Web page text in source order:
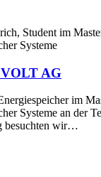
Student im
Systeme
AG
im
Systeme an der
besuchten wir…